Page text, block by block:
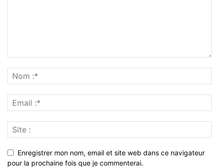
Enregistrer mon nom, email et site web dans ce navigateur
pour la prochaine fois que je commenterai.